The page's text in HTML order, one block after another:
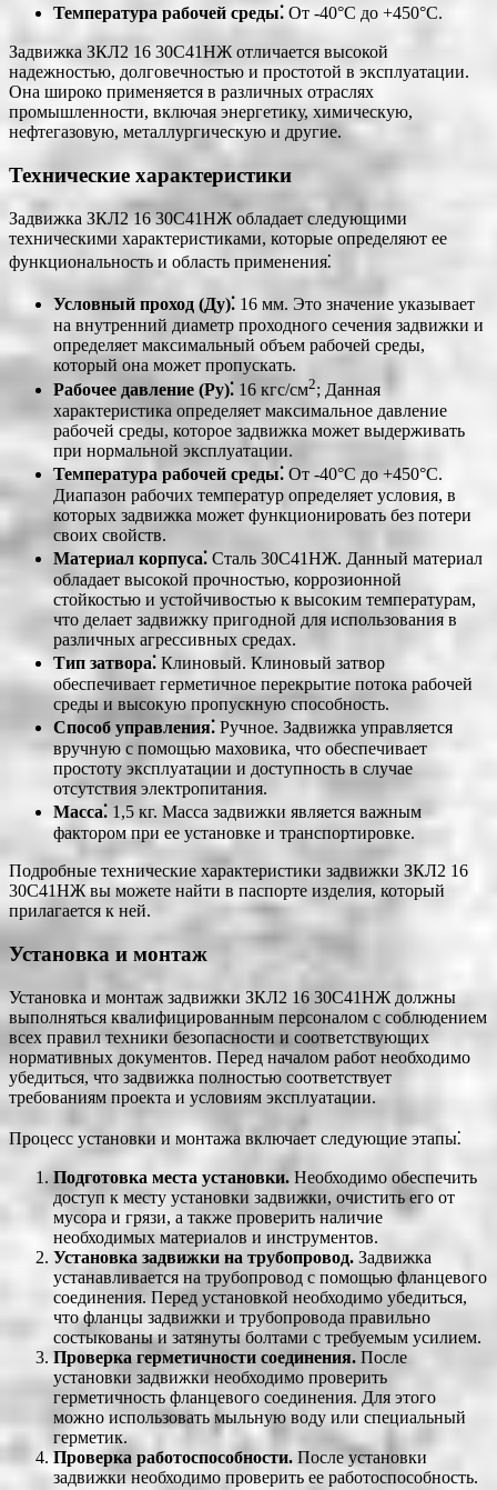
Температура рабочей среды⁚ От -40°C до +450°C.
Задвижка ЗКЛ2 16 30С41НЖ отличается высокой
надежностью, долговечностью и простотой в эксплуатации.
Она широко применяется в различных отраслях
промышленности, включая энергетику, химическую,
нефтегазовую, металлургическую и другие.
Технические характеристики
Задвижка ЗКЛ2 16 30С41НЖ обладает следующими
техническими характеристиками, которые определяют ее
функциональность и область применения⁚
Условный проход (Ду)⁚ 16 мм. Это значение указывает
на внутренний диаметр проходного сечения задвижки и
определяет максимальный объем рабочей среды,
который она может пропускать.
Рабочее давление (Ру)⁚ 16 кгс/см2; Данная
характеристика определяет максимальное давление
рабочей среды, которое задвижка может выдерживать
при нормальной эксплуатации.
Температура рабочей среды⁚ От -40°C до +450°C.
Диапазон рабочих температур определяет условия, в
которых задвижка может функционировать без потери
своих свойств.
Материал корпуса⁚ Сталь 30С41НЖ. Данный материал
обладает высокой прочностью, коррозионной
стойкостью и устойчивостью к высоким температурам,
что делает задвижку пригодной для использования в
различных агрессивных средах.
Тип затвора⁚ Клиновый. Клиновый затвор
обеспечивает герметичное перекрытие потока рабочей
среды и высокую пропускную способность.
Способ управления⁚ Ручное. Задвижка управляется
вручную с помощью маховика, что обеспечивает
простоту эксплуатации и доступность в случае
отсутствия электропитания.
Масса⁚ 1,5 кг. Масса задвижки является важным
фактором при ее установке и транспортировке.
Подробные технические характеристики задвижки ЗКЛ2 16
30С41НЖ вы можете найти в паспорте изделия, который
прилагается к ней.
Установка и монтаж
Установка и монтаж задвижки ЗКЛ2 16 30С41НЖ должны
выполняться квалифицированным персоналом с соблюдением
всех правил техники безопасности и соответствующих
нормативных документов. Перед началом работ необходимо
убедиться, что задвижка полностью соответствует
требованиям проекта и условиям эксплуатации.
Процесс установки и монтажа включает следующие этапы⁚
Подготовка места установки. Необходимо обеспечить
доступ к месту установки задвижки, очистить его от
мусора и грязи, а также проверить наличие
необходимых материалов и инструментов.
Установка задвижки на трубопровод. Задвижка
устанавливается на трубопровод с помощью фланцевого
соединения. Перед установкой необходимо убедиться,
что фланцы задвижки и трубопровода правильно
состыкованы и затянуты болтами с требуемым усилием.
Проверка герметичности соединения. После
установки задвижки необходимо проверить
герметичность фланцевого соединения. Для этого
можно использовать мыльную воду или специальный
герметик.
Проверка работоспособности. После установки
задвижки необходимо проверить ее работоспособность.